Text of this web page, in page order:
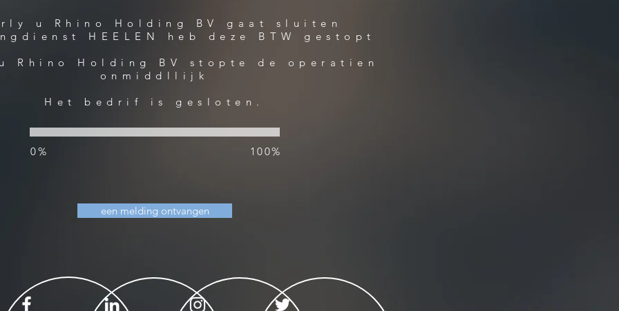
u Rhino Holding BV gaat sluiten
HEELEN heb deze BTW gestopt
Rhino Holding BV stopte de operatien
onmiddllijk
Het bedrif is gesloten.
0% 100%
een melding ontvangen